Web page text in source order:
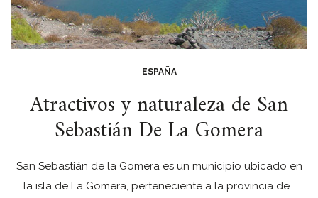
ESPAÑA
Atractivos y naturaleza de San
Sebastián De La Gomera
San Sebastián de la Gomera es un municipio ubicado en
la isla de La Gomera, perteneciente a la provincia de…